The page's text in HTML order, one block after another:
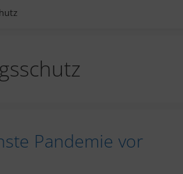
Pandemie vor